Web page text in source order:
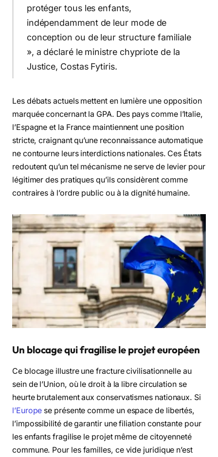
protéger tous les enfants,
indépendamment de leur mode de
conception ou de leur structure familiale
», a déclaré le ministre chypriote de la
Justice, Costas Fytiris.
Les débats actuels mettent en lumière une opposition
marquée concernant la GPA. Des pays comme l’Italie,
l’Espagne et la France maintiennent une position
stricte, craignant qu’une reconnaissance automatique
ne contourne leurs interdictions nationales. Ces États
redoutent qu’un tel mécanisme ne serve de levier pour
légitimer des pratiques qu’ils considèrent comme
contraires à l’ordre public ou à la dignité humaine.
Un blocage qui fragilise le projet européen
Ce blocage illustre une fracture civilisationnelle au
sein de l’Union, où le droit à la libre circulation se
heurte brutalement aux conservatismes nationaux. Si
l’Europe se présente comme un espace de libertés,
l’impossibilité de garantir une filiation constante pour
les enfants fragilise le projet même de citoyenneté
commune. Pour les familles, ce vide juridique n’est